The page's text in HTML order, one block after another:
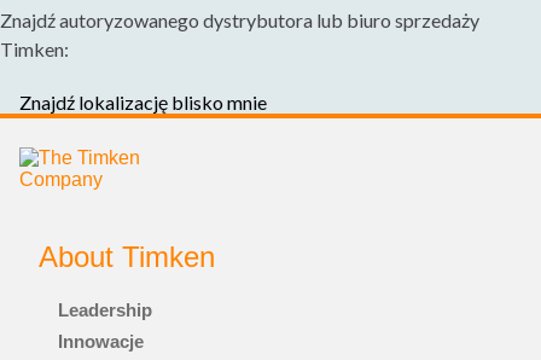
PRZEKŁADNIE PRECYZYJNE
SYSTEMY SMAROWANIA I FILTRACJI
Znajdź autoryzowanego dystrybutora lub biuro sprzedaży
Timken:
Znajdź lokalizację blisko mnie
About Timken
Leadership
Innowacje